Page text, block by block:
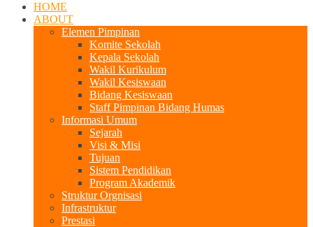
HOME
ABOUT
Elemen Pimpinan
Komite Sekolah
Kepala Sekolah
Wakil Kurikulum
Wakil Kesiswaan
Bidang Kesiswaan
Staff Pimpinan Bidang Humas
Informasi Umum
Sejarah
Visi & Misi
Tujuan
Sistem Pendidikan
Program Akademik
Struktur Orgnisasi
Infrastruktur
Prestasi